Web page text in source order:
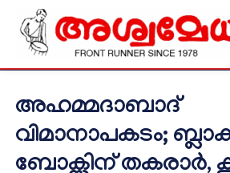
അഹമ്മദാബാദ്
വിമാനാപകടം;
ബോക്സിന് തകരാർ,